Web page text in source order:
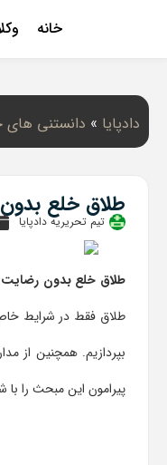
خانه
دادپایا » دانستنی‌ های
طلاق خلع
تیم تحریریه دادپایا
طلاق خلع بدون
طلاق فقط در شرایط خاص
بپردازیم. همچنین از
پیرامون این مبحث را با